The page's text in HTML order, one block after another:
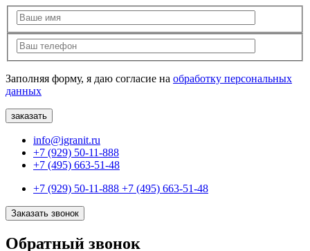
Заполняя форму, я даю согласие на обработку персональных
данных
info@igranit.ru
+7 (929) 50-11-888
+7 (495) 663-51-48
+7 (929) 50-11-888 +7 (495) 663-51-48
Заказать звонок
Обратный звонок